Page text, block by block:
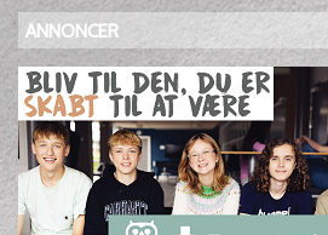
ANNONCER